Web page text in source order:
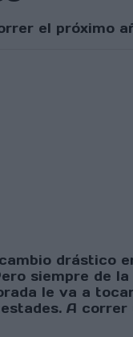
el próximo
drástico
siempre
le va a
A